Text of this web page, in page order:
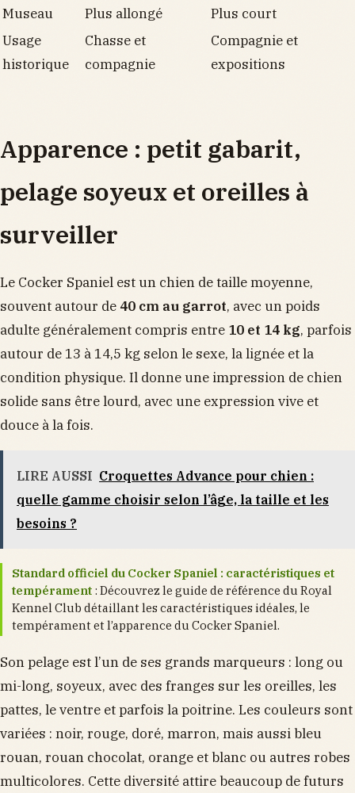
Museau Plus allongé
Plus court
Usage
historique
Chasse et
compagnie
Compagnie et
expositions
Apparence : petit gabarit,
pelage soyeux et oreilles à
surveiller
Le Cocker Spaniel est un chien de taille moyenne,
souvent autour de 40 cm au garrot, avec un poids
adulte généralement compris entre 10 et 14 kg, parfois
autour de 13 à 14,5 kg selon le sexe, la lignée et la
condition physique. Il donne une impression de chien
solide sans être lourd, avec une expression vive et
douce à la fois.
LIRE AUSSI Croquettes Advance pour chien :
quelle gamme choisir selon l’âge, la taille et les
besoins ?
Standard officiel du Cocker Spaniel : caractéristiques et
tempérament : Découvrez le guide de référence du Royal
Kennel Club détaillant les caractéristiques idéales, le
tempérament et l’apparence du Cocker Spaniel.
Son pelage est l’un de ses grands marqueurs : long ou
mi-long, soyeux, avec des franges sur les oreilles, les
pattes, le ventre et parfois la poitrine. Les couleurs sont
variées : noir, rouge, doré, marron, mais aussi bleu
rouan, rouan chocolat, orange et blanc ou autres robes
multicolores. Cette diversité attire beaucoup de futurs